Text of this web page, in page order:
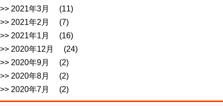
2021年3月
(11)
2021年2月
(7)
2021年1月
(16)
2020年12月
(24)
2020年9月
(2)
2020年8月
(2)
2020年7月
(2)